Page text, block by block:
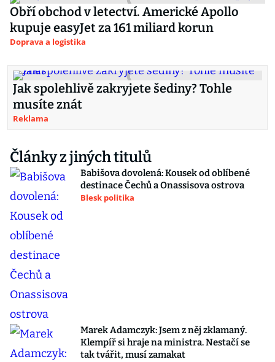
Obří obchod v letectví. Americké Apollo
kupuje easyJet za 161 miliard korun
Doprava a logistika
Jak spolehlivě zakryjete šediny? Tohle
musíte znát
Reklama
Články z jiných titulů
Babišova dovolená: Kousek od oblíbené
destinace Čechů a Onassisova ostrova
Blesk politika
Marek Adamczyk: Jsem z něj zklamaný.
Klempíř si hraje na ministra. Nestačí se
tak tvářit, musí zamakat